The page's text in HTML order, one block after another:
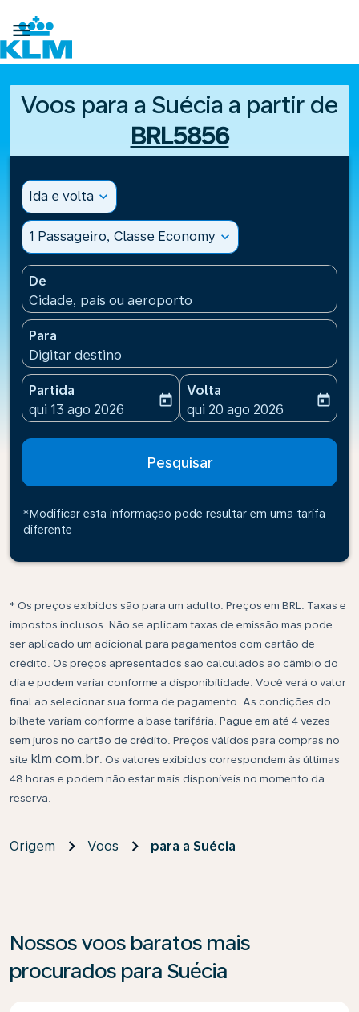

Voos para a Suécia a partir de
BRL5856
Ida e volta expand_more
1 Passageiro, Classe Economy expand_more
De
Cidade, país ou aeroporto
Para
Digitar destino
Partida
fc-booking-departure-date-aria-label
qui 13 ago 2026
today
Volta
fc-booking-return-date-
qui 20 ago 2026
today
Pesquisar
*Modificar esta informação pode resultar em uma tarifa
diferente
* Os preços exibidos são para um adulto. Preços em BRL. Taxas e
impostos inclusos. Não se aplicam taxas de emissão mas pode
ser aplicado um adicional para pagamentos com cartão de
crédito. Os preços apresentados são calculados ao câmbio do
dia e podem variar conforme a disponibilidade. Você verá o valor
final ao selecionar sua forma de pagamento. As condições do
bilhete variam conforme a base tarifária. Pague em até 4 vezes
sem juros no cartão de crédito. Preços válidos para compras no
site klm.com.br . Os valores exibidos correspondem às últimas
48 horas e podem não estar mais disponíveis no momento da
reserva.
Origem Voos para a Suécia
Nossos voos baratos mais
procurados para Suécia